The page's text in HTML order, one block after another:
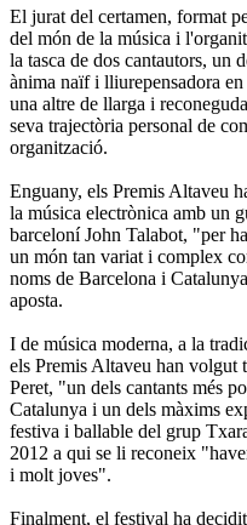
El jurat del certamen, format
del món de la música i
la tasca de dos cantautors, un
ànima naïf i lliurepensadora
una altre de llarga i
seva trajectòria personal de
organització.
Enguany, els Premis Altaveu
la música electrònica amb un
barceloní John Talabot, "per
un món tan variat i complex
noms de Barcelona i
aposta.
I de música moderna, a la
els Premis Altaveu han volgut
Peret, "un dels cantants més
Catalunya i un dels màxims
festiva i ballable del grup
2012 a qui se li reconeix
i molt joves".
Finalment, el festival ha